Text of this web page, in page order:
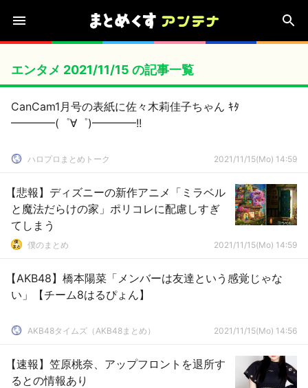
エンタメ 2021/11/15 の記事一覧
CanCam1月号の表紙に佐々木莉佳子ちゃん ｷﾀ
━━━━(゜∀゜)━━━━!!
ハロプロまとめトーク 2021/11/15(Mo) 14:59
【悲報】ディズニーの新作アニメ「ミラベル
と魔法だらけの家」ポリコレに配慮しすぎ
てしまう
僕のまとめ 2021/11/15(Mo) 14:59
【AKB48】橋本陽菜「メンバーは友達という感覚じゃな
い」【チーム8はるぴょん】
AKB48タイムズ（AKB48まとめ） 2021/11/15(Mo) 14:56
【速報】笠原桃奈、アップフロントを退所す
るとの情報あり